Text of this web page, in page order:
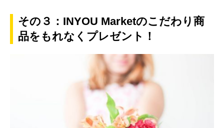
その３：INYOU Marketのこだわり商
品をもれなくプレゼント！